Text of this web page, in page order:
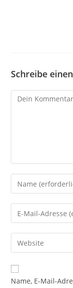
Schreibe
Kommentar
Gib
deinen
Namen
oder
zum
Kommentieren
ein
Gib
deine
E-
Mail-
zum
Kommentieren
Gib
deine
Website-
URL
Name, E-Mail-